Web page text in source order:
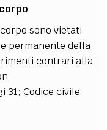
sono vietati
permanente della
contrari alla
31; Codice civile